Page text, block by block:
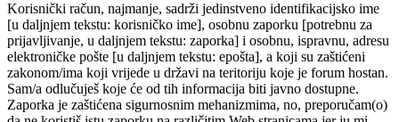
Korisnički račun, najmanje, sadrži jedinstveno identifikacijsko ime
[u daljnjem tekstu: korisničko ime], osobnu zaporku [potrebnu za
prijavljivanje, u daljnjem tekstu: zaporka] i osobnu, ispravnu, adresu
elektroničke pošte [u daljnjem tekstu: epošta], a koji su zaštićeni
zakonom/ima koji vrijede u državi na teritoriju koje je forum hostan.
Sam/a odlučuješ koje će od tih informacija biti javno dostupne.
Zaporka je zaštićena sigurnosnim mehanizmima, no, preporučam(o)